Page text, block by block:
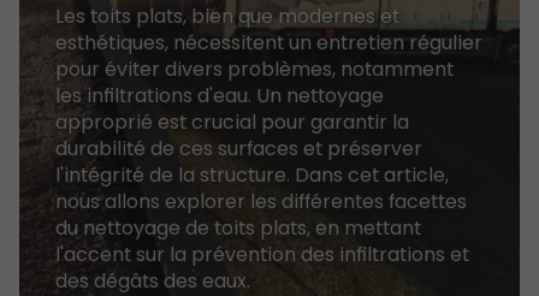
Les toits plats, bien que modernes et
esthétiques, nécessitent un entretien régulier
pour éviter divers problèmes, notamment
les infiltrations d'eau. Un nettoyage
approprié est crucial pour garantir la
durabilité de ces surfaces et préserver
l'intégrité de la structure. Dans cet article,
nous allons explorer les différentes facettes
du nettoyage de toits plats, en mettant
l'accent sur la prévention des infiltrations et
des dégâts des eaux.